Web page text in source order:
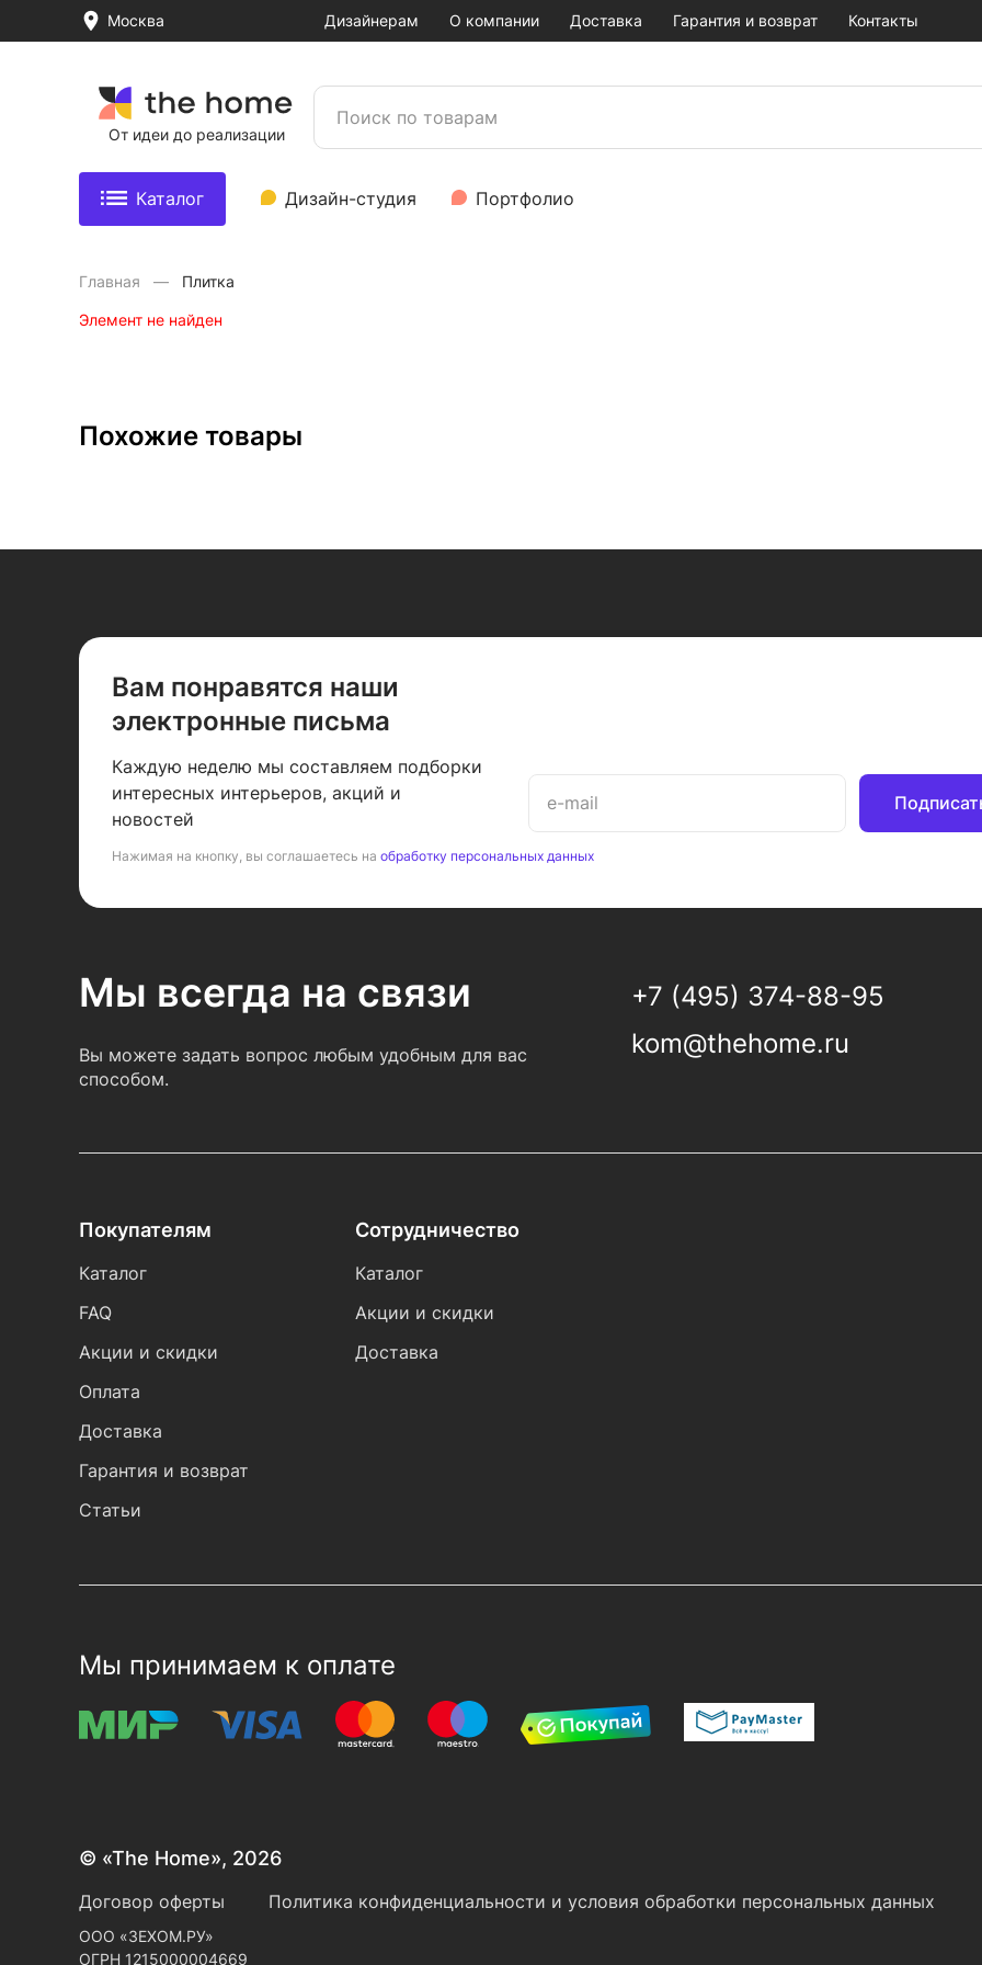
Москва Дизайнерам О компании Доставка Гарантия и возврат Контакты
От идеи до реализации
Каталог Дизайн-студия Портфолио
Главная Плитка
Элемент не найден
Похожие товары
Вам понравятся наши
электронные письма
Каждую неделю мы составляем подборки
интересных интерьеров, акций и
новостей
Нажимая на кнопку, вы соглашаетесь на обработку персональных данных
Мы всегда на связи
Вы можете задать вопрос любым удобным для вас
способом.
+7 (495) 374-88-95
kom@thehome.ru
Покупателям
Каталог
FAQ
Акции и скидки
Оплата
Доставка
Гарантия и возврат
Статьи
Сотрудничество
Каталог
Акции и скидки
Доставка
Мы принимаем к оплате
© «The Home», 2026
Договор оферты Политика конфиденциальности и условия обработки персональных данных
ООО «ЗЕХОМ.РУ»
ОГРН 1215000004669